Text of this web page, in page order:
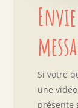
Si votre
une
présente